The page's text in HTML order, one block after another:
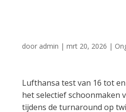
door admin | mrt 20, 2026 |
Lufthansa test van 16 tot
het selectief schoonmaken
tijdens de turnaround op